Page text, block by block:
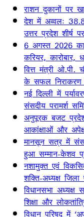
राशन दुकानों पर
देश में अव्वलः
उत्तर प्रदेश शीर्ष पर
6 अगस्त 2026
करियर,
वित्त मंत्री ओ.पी.
के सफल निराकरण
नई दिल्ली में
संसदीय परामर्श
अनुपूरक बजट
आकांक्षाओं और
मानसून सत्र में
हुआ सम्मान-केशव
नशामुक्त एवं
शक्ति-अध्यक्ष
विधानसभा
शिक्षा और